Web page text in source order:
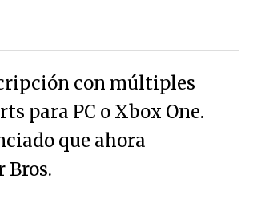
con múltiples
para PC o Xbox One.
que ahora
Bros.